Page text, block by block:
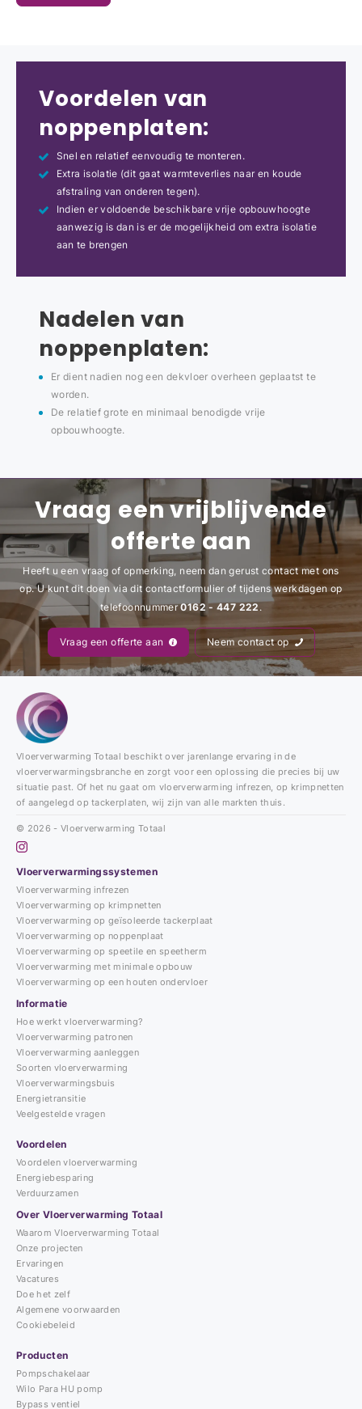
Voordelen van
noppenplaten:
Snel en relatief eenvoudig te monteren.
Extra isolatie (dit gaat warmteverlies naar en koude
afstraling van onderen tegen).
Indien er voldoende beschikbare vrije opbouwhoogte
aanwezig is dan is er de mogelijkheid om extra isolatie
aan te brengen
Nadelen van
noppenplaten:
Er dient nadien nog een dekvloer overheen geplaatst te
worden.
De relatief grote en minimaal benodigde vrije
opbouwhoogte.
Vraag een vrijblijvende
offerte aan
Heeft u een vraag of opmerking, neem dan gerust contact met ons
op. U kunt dit doen via dit contactformulier of tijdens werkdagen op
telefoonnummer0162 - 447 222.
Vraag een offerte aan Neem contact op
Vloerverwarming Totaal beschikt over jarenlange ervaring in de
vloerverwarmingsbranche en zorgt voor een oplossing die precies bij uw
situatie past. Of het nu gaat om vloerverwarming infrezen, op krimpnetten
of aangelegd op tackerplaten, wij zijn van alle markten thuis.
© 2026 - Vloerverwarming Totaal
Vloerverwarmingssystemen
Vloerverwarming infrezen
Vloerverwarming op krimpnetten
Vloerverwarming op geïsoleerde tackerplaat
Vloerverwarming op noppenplaat
Vloerverwarming op speetile en speetherm
Vloerverwarming met minimale opbouw
Vloerverwarming op een houten ondervloer
Informatie
Hoe werkt vloerverwarming?
Vloerverwarming patronen
Vloerverwarming aanleggen
Soorten vloerverwarming
Vloerverwarmingsbuis
Energietransitie
Veelgestelde vragen
Voordelen
Voordelen vloerverwarming
Energiebesparing
Verduurzamen
Over Vloerverwarming Totaal
Waarom Vloerverwarming Totaal
Onze projecten
Ervaringen
Vacatures
Doe het zelf
Algemene voorwaarden
Cookiebeleid
Producten
Pompschakelaar
Wilo Para HU pomp
Bypass ventiel